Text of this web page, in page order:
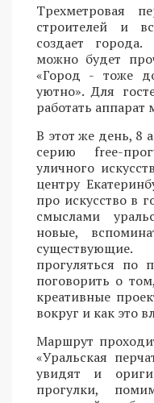
Трехметровая
строителей и
создает
можно будет
«Город - тоже
уютно». Для
работать
В этот же день, 8
серию free-
уличного
центру
про искусство в
смыслами
новые,
прогуляться по
поговорить о
креативные
вокруг и как это
Маршрут
«Уральская
увидят и
прогулки,